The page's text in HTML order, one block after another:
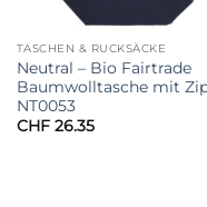
TASCHEN & RUCKSÄCKE
Neutral – Bio Fairtrade
Baumwolltasche mit
NT0053
CHF26.35